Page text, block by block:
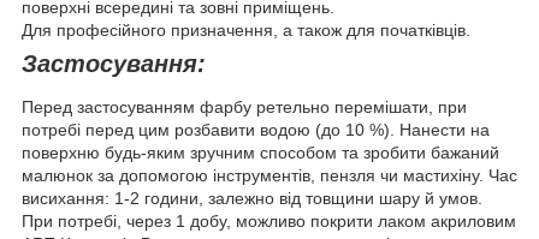
поверхні всередині та зовні приміщень.
Для професійного призначення, а також для початківців.
Застосування:
Перед застосуванням фарбу ретельно перемішати, при
потребі перед цим розбавити водою (до 10 %). Нанести на
поверхню будь-яким зручним способом та зробити бажаний
малюнок за допомогою інструментів, пензля чи мастихіну. Час
висихання: 1-2 години, залежно від товщини шару й умов.
При потребі, через 1 добу, можливо покрити лаком акриловим